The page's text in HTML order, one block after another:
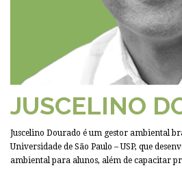
JUSCELINO
Juscelino Dourado é um gestor ambiental
Universidade de São Paulo – USP, que
ambiental para alunos, além de capacitar